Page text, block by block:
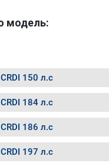
модель:
150 л.с
184 л.с
186 л.с
197 л.с